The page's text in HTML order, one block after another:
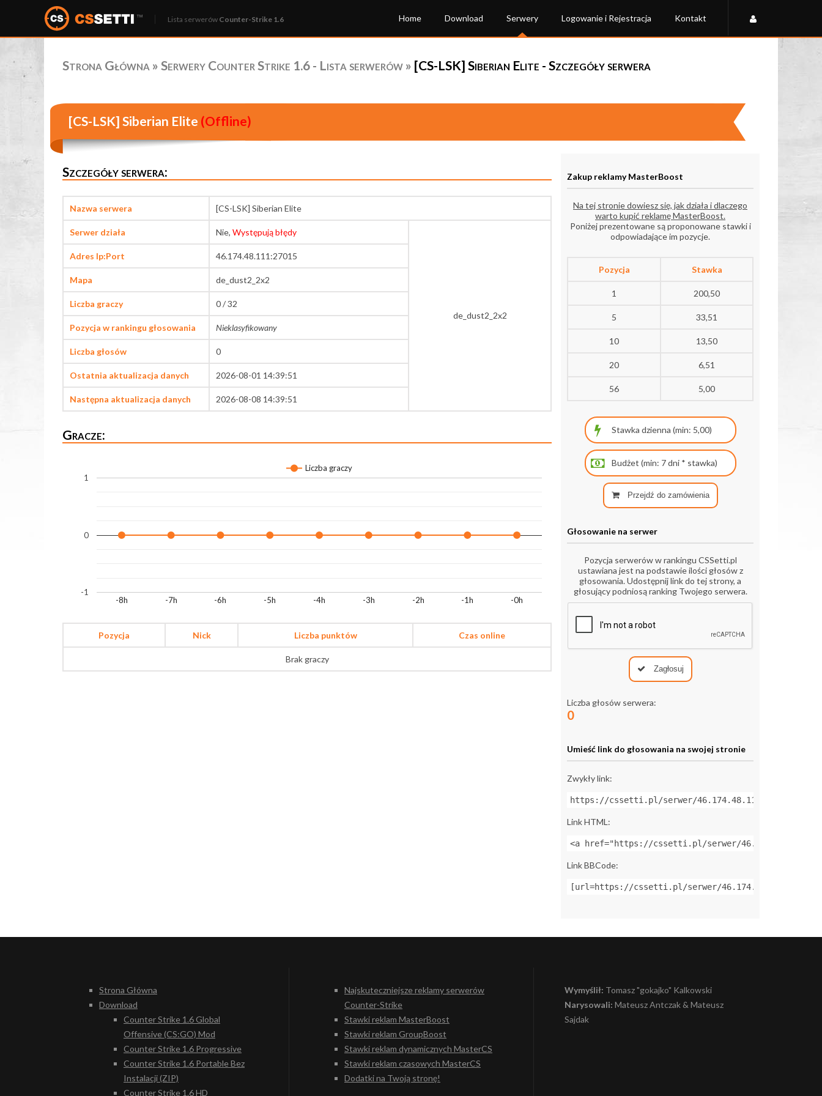
Lista serwerów Counter-Strike 1.6 Home Download Serwery Logowanie i Rejestracja Kontakt
Strona Główna » Serwery Counter Strike 1.6 - Lista serwerów » [CS-LSK] Siberian Elite - Szczegóły serwera
[CS-LSK] Siberian Elite (Offline)
Szczegóły serwera:
Nazwa serwera [CS-LSK] Siberian Elite
Serwer działa Nie, Występują błędy
de_dust2_2x2
Adres Ip:Port 46.174.48.111:27015
Mapa de_dust2_2x2
Liczba graczy 0 / 32
Pozycja w rankingu głosowania Nieklasyfikowany
Liczba głosów 0
Ostatnia aktualizacja danych 2026-08-01 14:39:51
Następna aktualizacja danych 2026-08-08 14:39:51
Gracze:
Liczba graczy
-8h -7h -6h -5h -4h -3h -2h -1h -0h
-1
0
1
Pozycja Nick Liczba punktów Czas online
Brak graczy
Zakup reklamy MasterBoost
Na tej stronie dowiesz się, jak działa i dlaczego
warto kupić reklamę MasterBoost.
Poniżej prezentowane są proponowane stawki i
odpowiadające im pozycje.
Pozycja Stawka
1 200,50
5 33,51
10 13,50
20 6,51
56 5,00
Przejdź do zamówienia
Głosowanie na serwer
Pozycja serwerów w rankingu CSSetti.pl
ustawiana jest na podstawie ilości głosów z
głosowania. Udostępnij link do tej strony, a
głosujący podniosą ranking Twojego serwera.
Zagłosuj
Liczba głosów serwera:
0
Umieść link do głosowania na swojej stronie
Zwykły link:
https://cssetti.pl/serwer/46.174.48.111:27015
Link HTML:
<a href="https://cssetti.pl/serwer/
Link BBCode:
[url=https://cssetti.pl/serwer/
Strona Główna
Download
Counter Strike 1.6 Global
Offensive (CS:GO) Mod
Counter Strike 1.6 Progressive
Counter Strike 1.6 Portable Bez
Instalacji (ZIP)
Counter Strike 1.6 HD
Najskuteczniejsze reklamy serwerów
Counter-Strike
Stawki reklam MasterBoost
Stawki reklam GroupBoost
Stawki reklam dynamicznych MasterCS
Stawki reklam czasowych MasterCS
Dodatki na Twoją stronę!
Wymyślił: Tomasz "gokajko" Kalkowski
Narysowali: Mateusz Antczak & Mateusz
Sajdak